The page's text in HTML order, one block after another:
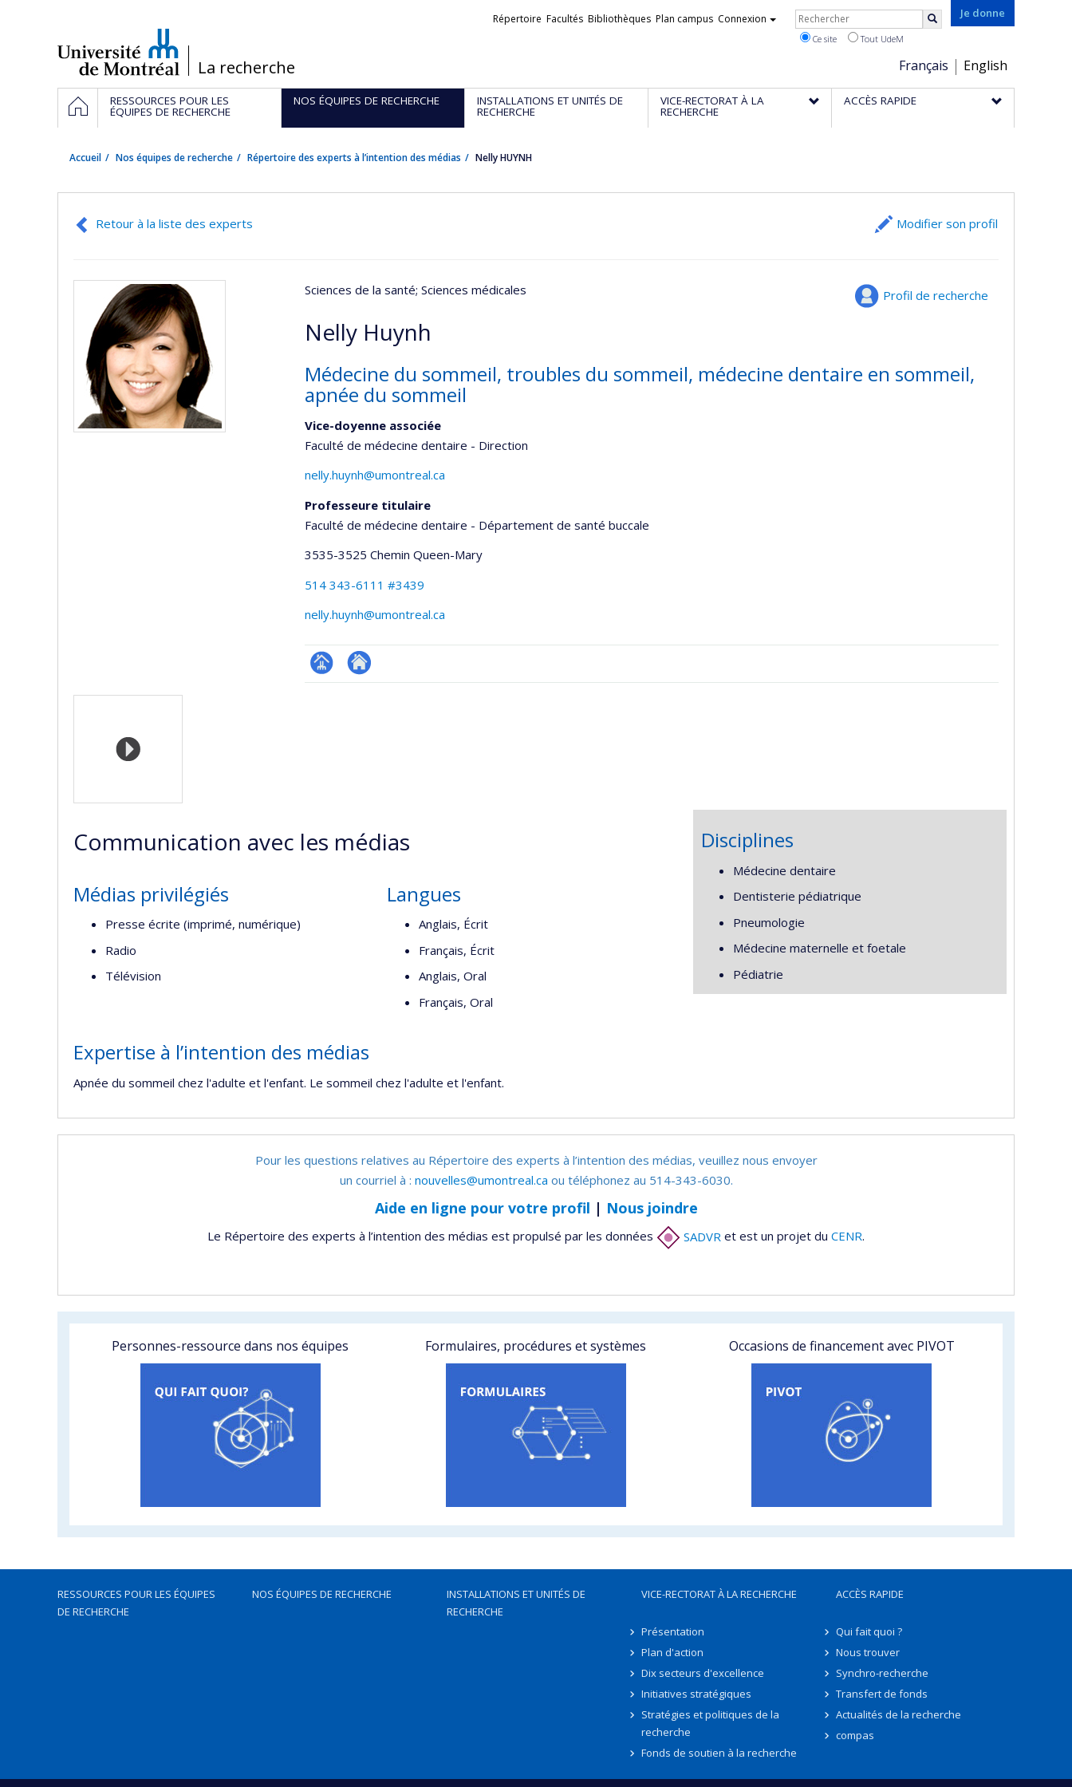
/La recherche
Je donne
Choix
de
la
Français English
Liens
Répertoire Facultés Bibliothèques Plan campus Connexion Rechercher
Ce site Tout UdeM
Navigation
principale
ACCUEILRESSOURCES POUR LES
ÉQUIPES DE RECHERCHE
NOS ÉQUIPES DE RECHERCHE INSTALLATIONS ET UNITÉS DE
RECHERCHE
VICE-RECTORAT À LA
RECHERCHE
ACCÈS RAPIDE
Accueil Nos équipes de recherche Répertoire des experts à l’intention des médias Nelly HUYNH
Retour à la liste des experts Modifier son profil
Profil de recherche
Sciences de la santé; Sciences médicales
Nelly Huynh
Médecine du sommeil, troubles du sommeil, médecine dentaire en sommeil,
apnée du sommeil
Vice-doyenne associée
Faculté de médecine dentaire - Direction
nelly.huynh@umontreal.ca
Professeure titulaire
Faculté de médecine dentaire - Département de santé buccale
3535-3525 Chemin Queen-Mary
514 343-6111 #3439
nelly.huynh@umontreal.ca
Page Autre
Médias
Communication avec les médias
Médias privilégiés
Presse écrite (imprimé, numérique)
Radio
Télévision
Langues
Anglais, Écrit
Français, Écrit
Anglais, Oral
Français, Oral
Expertise à l’intention des médias
Apnée du sommeil chez l'adulte et l'enfant. Le sommeil chez l'adulte et l'enfant.
Disciplines
Médecine dentaire
Dentisterie pédiatrique
Pneumologie
Médecine maternelle et foetale
Pédiatrie
Pour les questions relatives au Répertoire des experts à l’intention des médias, veuillez nous envoyer
un courriel à : nouvelles@umontreal.ca ou téléphonez au 514-343-6030.
Aide en ligne pour votre profil | Nous joindre
Le Répertoire des experts à l’intention des médias est propulsé par les données SADVR et est un projet du CENR.
Personnes-ressource dans nos équipes Formulaires, procédures et systèmes Occasions de financement avec PIVOT
RESSOURCES POUR LES ÉQUIPES
DE RECHERCHE
NOS ÉQUIPES DE RECHERCHE
INSTALLATIONS ET UNITÉS DE
RECHERCHE
VICE-RECTORAT À LA RECHERCHE
Présentation
Plan d'action
Dix secteurs d'excellence
Initiatives stratégiques
Stratégies et politiques de la
recherche
Fonds de soutien à la recherche
ACCÈS RAPIDE
Qui fait quoi ?
Nous trouver
Synchro-recherche
Transfert de fonds
Actualités de la recherche
compas